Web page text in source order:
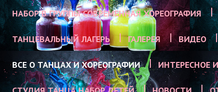
НАБОР В ГРУППЫ СОВРЕМЕННАЯ ХОРЕОГРАФИЯ
ТАНЦЕВАЛЬНЫЙ ЛАГЕРЬ ГАЛЕРЕЯ ВИДЕО
ВСЕ О ТАНЦАХ И ХОРЕОГРАФИИ ИНТЕРЕСНОЕ